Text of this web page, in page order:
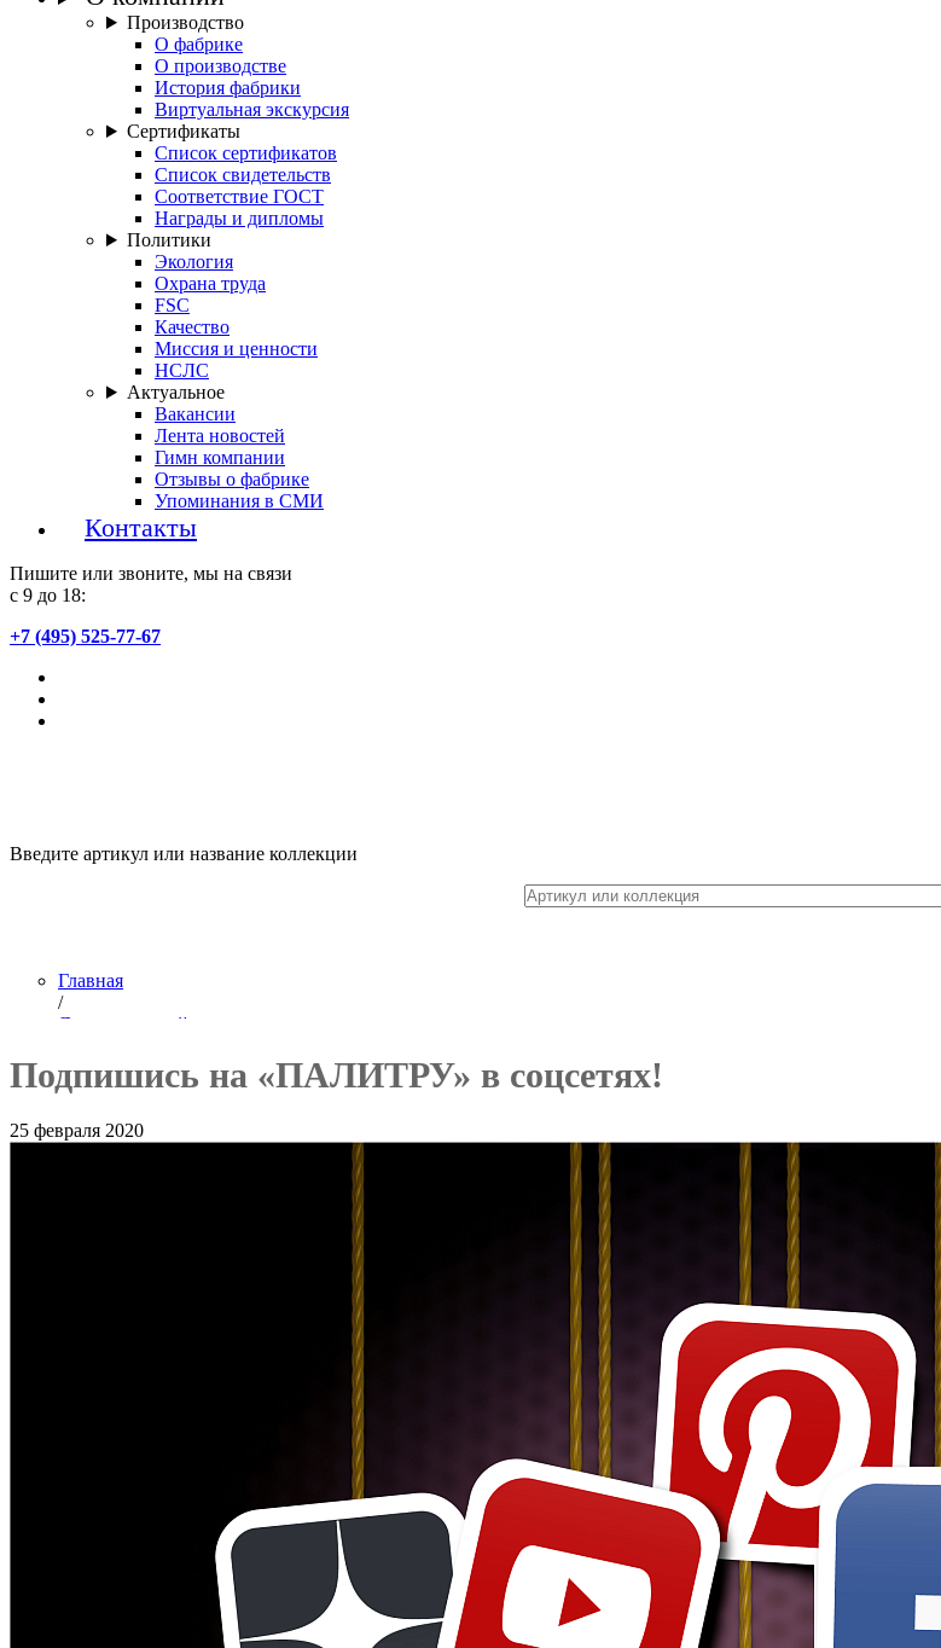
Производство
О фабрике
О производстве
История фабрики
Виртуальная экскурсия
Сертификаты
Список сертификатов
Список свидетельств
Соответствие ГОСТ
Награды и дипломы
Политики
Экология
Охрана труда
FSC
Качество
Миссия и ценности
НСЛС
Актуальное
Вакансии
Лента новостей
Гимн компании
Отзывы о фабрике
Упоминания в СМИ
Контакты
Пишите или звоните, мы на связи
с 9 до 18:
+7 (495) 525-77-67
Введите артикул или название коллекции
Главная
/
Лента новостей
Подпишись на фабрику «ПАЛИТРА» в соцсетях!
Подпишись на «ПАЛИТРУ» в соцсетях!
25 февраля 2020